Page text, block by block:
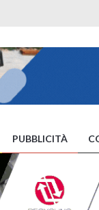
PUBBLICITÀ